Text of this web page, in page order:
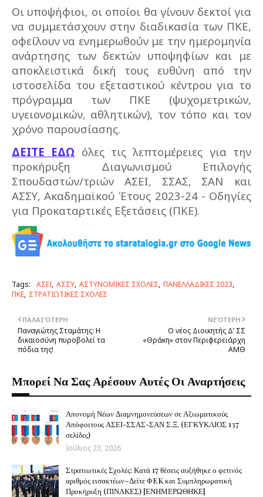
Οι υποψήφιοι, οι οποίοι θα γίνουν δεκτοί για
να συμμετάσχουν στην διαδικασία των ΠΚΕ,
οφείλουν να ενημερωθούν με την ημερομηνία
ανάρτησης των δεκτών υποψηφίων και με
αποκλειστικά δική τους ευθύνη από την
ιστοσελίδα του εξεταστικού κέντρου για το
πρόγραμμα των ΠΚΕ (ψυχομετρικών,
υγειονομικών, αθλητικών), τον τόπο και τον
χρόνο παρουσίασης.
ΔΕΙΤΕ ΕΔΩ όλες τις λεπτομέρειες για την
προκήρυξη Διαγωνισμού Επιλογής
Σπουδαστών/τριών ΑΣΕΙ, ΣΣΑΣ, ΣΑΝ και
ΑΣΣΥ, Ακαδημαϊκού Έτους 2023-24 - Οδηγίες
για Προκαταρτικές Εξετάσεις (ΠΚΕ).
Tags: ΑΣΕΙ ΑΣΣΥ ΑΣΤΥΝΟΜΙΚΕΣ ΣΧΟΛΕΣ ΠΑΝΕΛΛΑΔΙΚΕΣ 2023
ΠΚΕ ΣΤΡΑΤΙΩΤΙΚΕΣ ΣΧΟΛΕΣ
ΝΕΌΤΕΡΗ
Ο νέος Διοικητής Δ’ ΣΣ
«Θράκη» στον Περιφερειάρχη
ΑΜΘ
ΠΑΛΑΙΌΤΕΡΗ
Παναγιώτης Σταμάτης: Η
δικαιοσύνη πυροβολεί τα
πόδια της!
Μπορεί Να Σας Αρέσουν Αυτές Οι Αναρτήσεις
Απονομή Νέων Διαμνημονεύσεων σε Αξιωματικούς
Απόφοιτους ΑΣΕΙ-ΣΣΑΣ-ΣΑΝ Σ.Ξ. (ΕΓΚΥΚΛΙΟΣ 137
σελίδες)
Ιούλιος 23, 2026
Στρατιωτικές Σχολές: Κατά 17 θέσεις αυξήθηκε ο φετινός
αριθμός εισακτέων–Δείτε ΦEK και Συμπληρωματική
Προκήρυξη (ΠΙΝΑΚΕΣ) [ΕΝΗΜΕΡΩΘΗΚΕ]